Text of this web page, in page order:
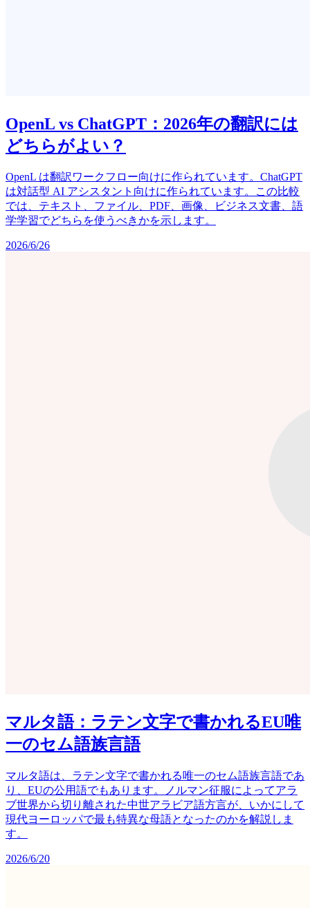
OpenL vs ChatGPT：2026年の翻訳には
どちらがよい？
OpenL は翻訳ワークフロー向けに作られています。ChatGPT
は対話型 AI アシスタント向けに作られています。この比較
では、テキスト、ファイル、PDF、画像、ビジネス文書、語
学学習でどちらを使うべきかを示します。
2026/6/26
マルタ語：ラテン文字で書かれるEU唯
一のセム語族言語
マルタ語は、ラテン文字で書かれる唯一のセム語族言語であ
り、EUの公用語でもあります。ノルマン征服によってアラ
ブ世界から切り離された中世アラビア語方言が、いかにして
現代ヨーロッパで最も特異な母語となったのかを解説しま
す。
2026/6/20